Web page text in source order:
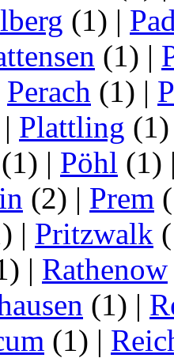
(1) |
(1) |
Perach (1) |
| Plattling
(1) | Pöhl (1)
(2) | Prem
| Pritzwalk
| Rathenow
(1) |
(1) |